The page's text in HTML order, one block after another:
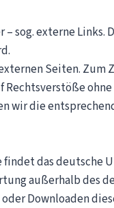
externe
Seiten.
wir die
das deutsche
außerhalb des
Downloaden